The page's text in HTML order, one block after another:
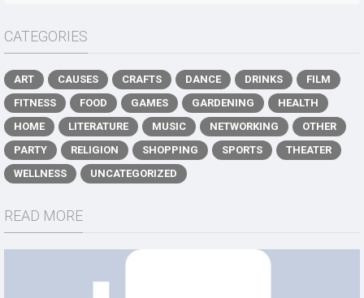
CATEGORIES
ART CAUSES CRAFTS DANCE DRINKS
FILM
FITNESS
FOOD GAMES GARDENING
HEALTH
HOME
LITERATURE MUSIC NETWORKING
OTHER
PARTY
RELIGION SHOPPING SPORTS
THEATER
WELLNESS
UNCATEGORIZED
READ MORE